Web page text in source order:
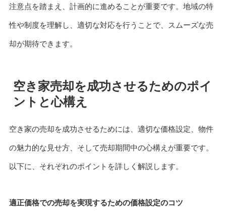
注意点を踏まえ、計画的に進めることが重要です。地域の特
性や制度を理解し、適切な対応を行うことで、スムーズな売
却が期待できます。
空き家売却を成功させるためのポイ
ントと心構え
空き家の売却を成功させるためには、適切な価格設定、物件
の魅力的な見せ方、そして売却期間中の心構えが重要です。
以下に、それぞれのポイントを詳しく解説します。
適正価格での売却を実現するための価格設定のコツ